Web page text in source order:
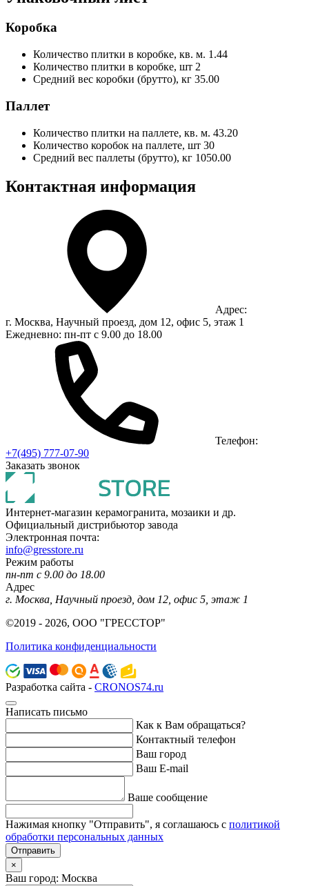
Коробка
Количество плитки в коробке, кв. м. 1.44
Количество плитки в коробке, шт 2
Средний вес коробки (брутто), кг 35.00
Паллет
Количество плитки на паллете, кв. м. 43.20
Количество коробок на паллете, шт 30
Средний вес паллеты (брутто), кг 1050.00
Контактная информация
Адрес:
г. Москва, Научный проезд, дом 12, офис 5, этаж 1
Ежедневно: пн-пт с 9.00 до 18.00
Телефон:
+7(495) 777-07-90
Заказать звонок
Интернет-магазин керамогранита, мозаики и др.
Официальный дистрибьютор завода
Электронная почта:
info@gresstore.ru
Режим работы
пн-пт с 9.00 до 18.00
Адрес
г. Москва, Научный проезд, дом 12, офис 5, этаж 1
©2019 - 2026, ООО "ГРЕССТОР"
Политика конфиденциальности
Разработка сайта - CRONOS74.ru
Написать письмо
Как к Вам обращаться?
Контактный телефон
Ваш город
Ваш E-mail
Ваше сообщение
Нажимая кнопку "Отправить", я соглашаюсь с политикой
обработки персональных данных
Отправить
×
Ваш город: Москва